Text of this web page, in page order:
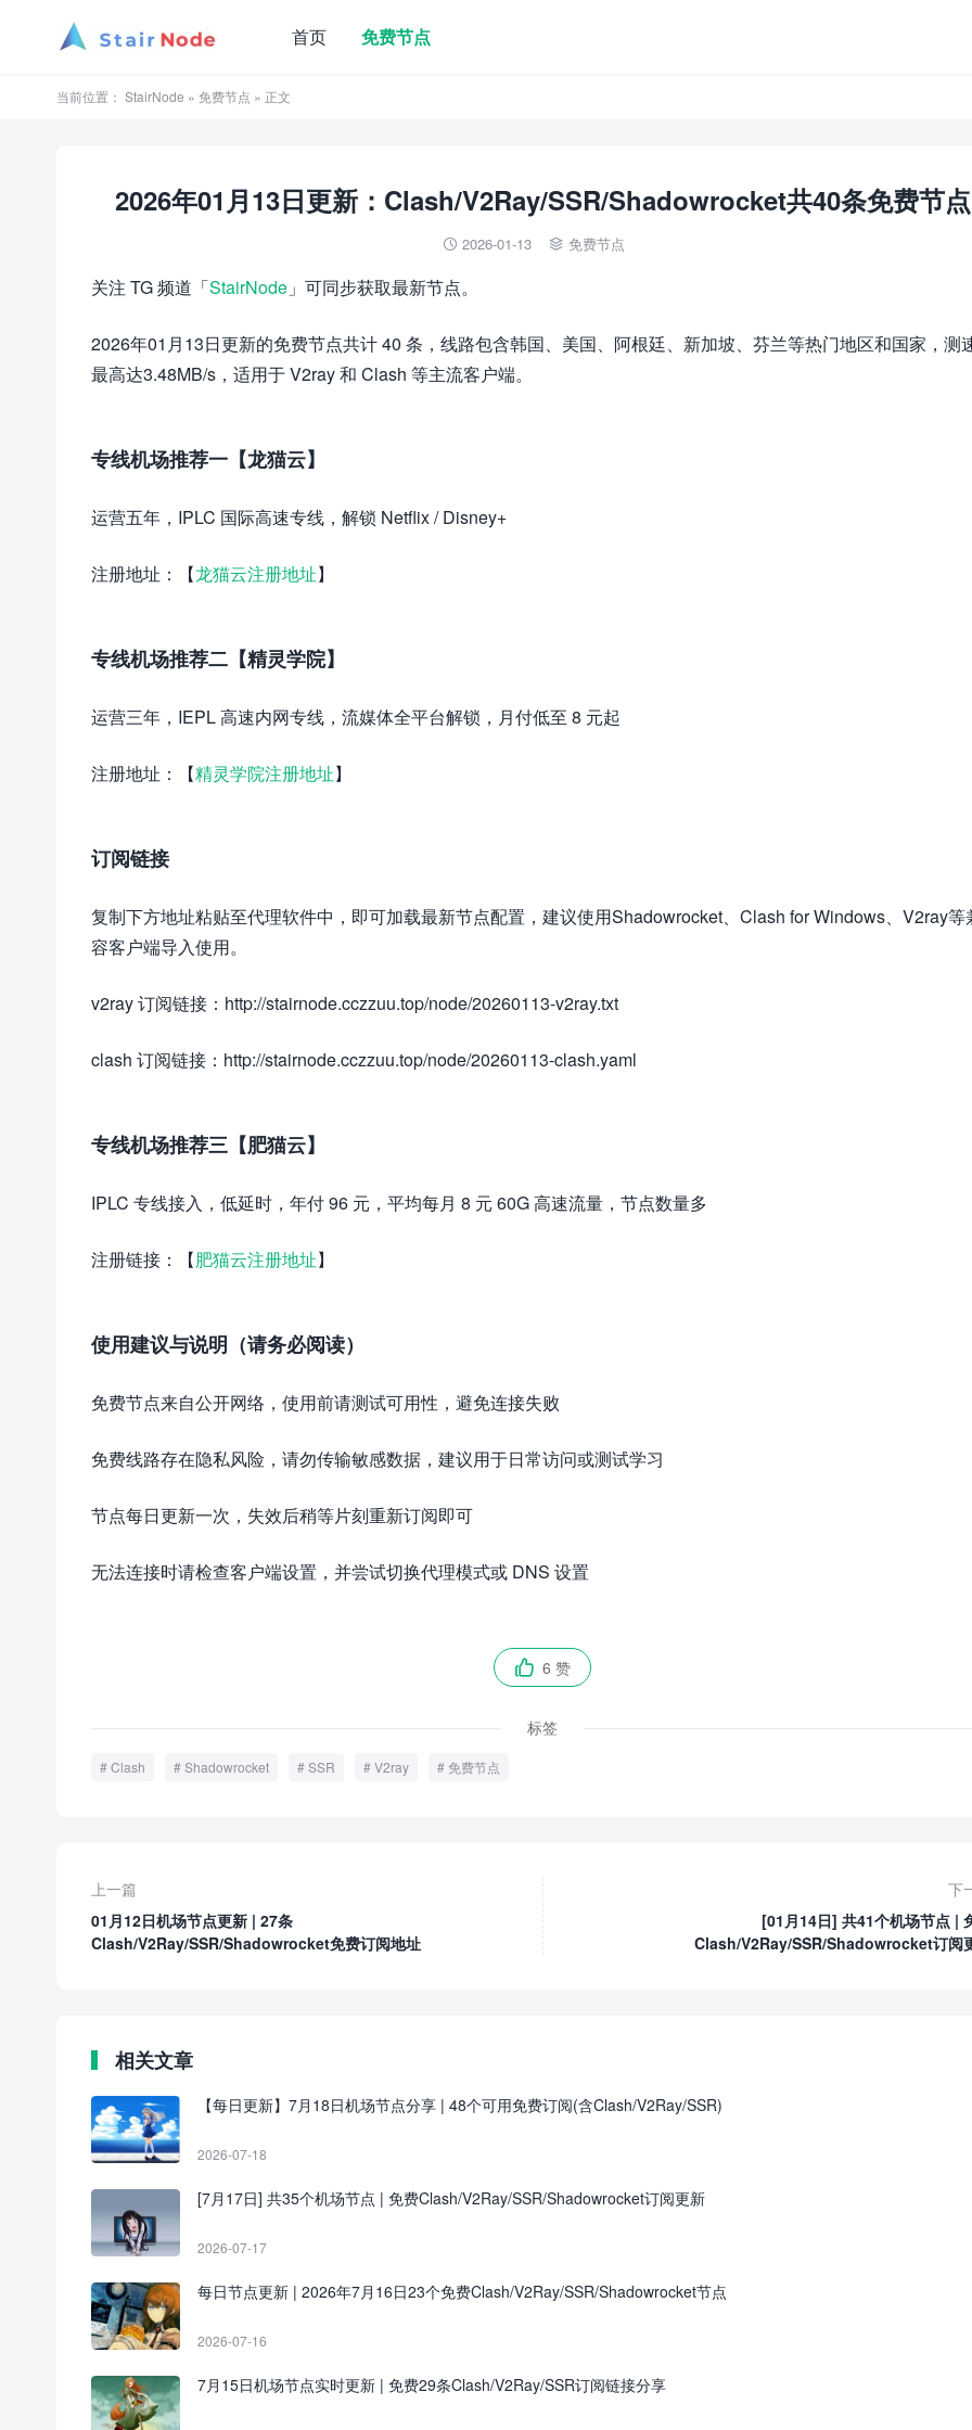
首页 免费节点
当前位置： StairNode » 免费节点 » 正文
2026年01月13日更新：Clash/V2Ray/SSR/Shadowrocket共40条免费节点
 2026-01-13  免费节点
关注 TG 频道「StairNode 」可同步获取最新节点。
2026年01月13日更新的免费节点共计 40 条，线路包含韩国、美国、阿根廷、新加坡、芬兰等热门地区和国家，测
最高达3.48MB/s，适用于 V2ray 和 Clash 等主流客户端。
专线机场推荐一【龙猫云】
运营五年，IPLC 国际高速专线，解锁 Netflix / Disney+
注册地址：【龙猫云注册地址】
专线机场推荐二【精灵学院】
运营三年，IEPL 高速内网专线，流媒体全平台解锁，月付低至 8 元起
注册地址：【精灵学院注册地址】
订阅链接
复制下方地址粘贴至代理软件中，即可加载最新节点配置，建议使用Shadowrocket、Clash for Windows、V2ray等
容客户端导入使用。
v2ray 订阅链接：http://stairnode.cczzuu.top/node/20260113-v2ray.txt
clash 订阅链接：http://stairnode.cczzuu.top/node/20260113-clash.yaml
专线机场推荐三【肥猫云】
IPLC 专线接入，低延时，年付 96 元，平均每月 8 元 60G 高速流量，节点数量多
注册链接：【肥猫云注册地址】
使用建议与说明（请务必阅读）
免费节点来自公开网络，使用前请测试可用性，避免连接失败
免费线路存在隐私风险，请勿传输敏感数据，建议用于日常访问或测试学习
节点每日更新一次，失效后稍等片刻重新订阅即可
无法连接时请检查客户端设置，并尝试切换代理模式或 DNS 设置
 6 赞
标签
Clash Shadowrocket SSR V2ray 免费节点
上一篇
01月12日机场节点更新 | 27条
Clash/V2Ray/SSR/Shadowrocket免费订阅地址
下
[01月14日] 共41个机场节点 |
Clash/V2Ray/SSR/Shadowrocket订阅
相关文章
【每日更新】7月18日机场节点分享 | 48个可用免费订阅(含Clash/V2Ray/SSR)
2026-07-18
[7月17日] 共35个机场节点 | 免费Clash/V2Ray/SSR/Shadowrocket订阅更新
2026-07-17
每日节点更新 | 2026年7月16日23个免费Clash/V2Ray/SSR/Shadowrocket节点
2026-07-16
7月15日机场节点实时更新 | 免费29条Clash/V2Ray/SSR订阅链接分享